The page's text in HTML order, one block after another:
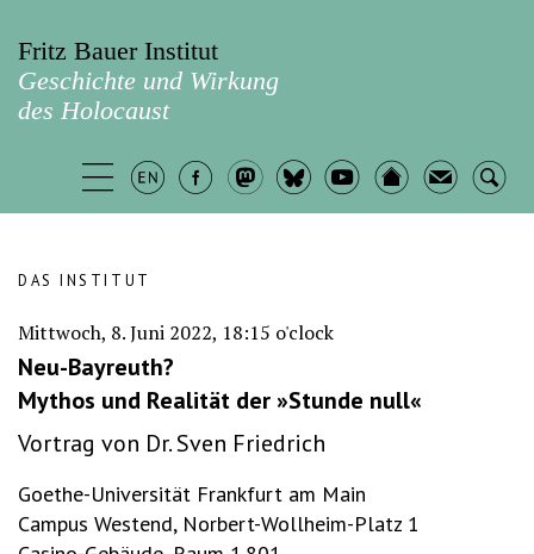
Fritz Bauer Institut
Geschichte und Wirkung
des Holocaust
DAS INSTITUT
Mittwoch, 8. Juni 2022, 18:15 o'clock
Neu-Bayreuth?
Mythos und Realität der »Stunde null«
Vortrag von Dr. Sven Friedrich
Goethe-Universität Frankfurt am Main
Campus Westend, Norbert-Wollheim-Platz 1